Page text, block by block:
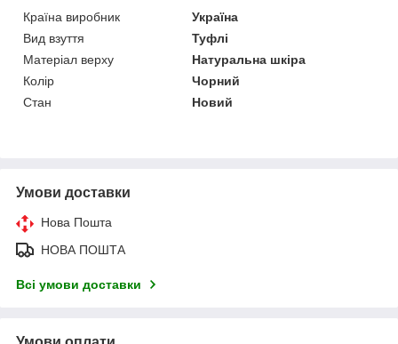
Країна виробник
Україна
Вид взуття
Туфлі
Матеріал верху
Натуральна шкіра
Колір
Чорний
Стан
Новий
Умови доставки
Нова Пошта
НОВА ПОШТА
Всі умови доставки